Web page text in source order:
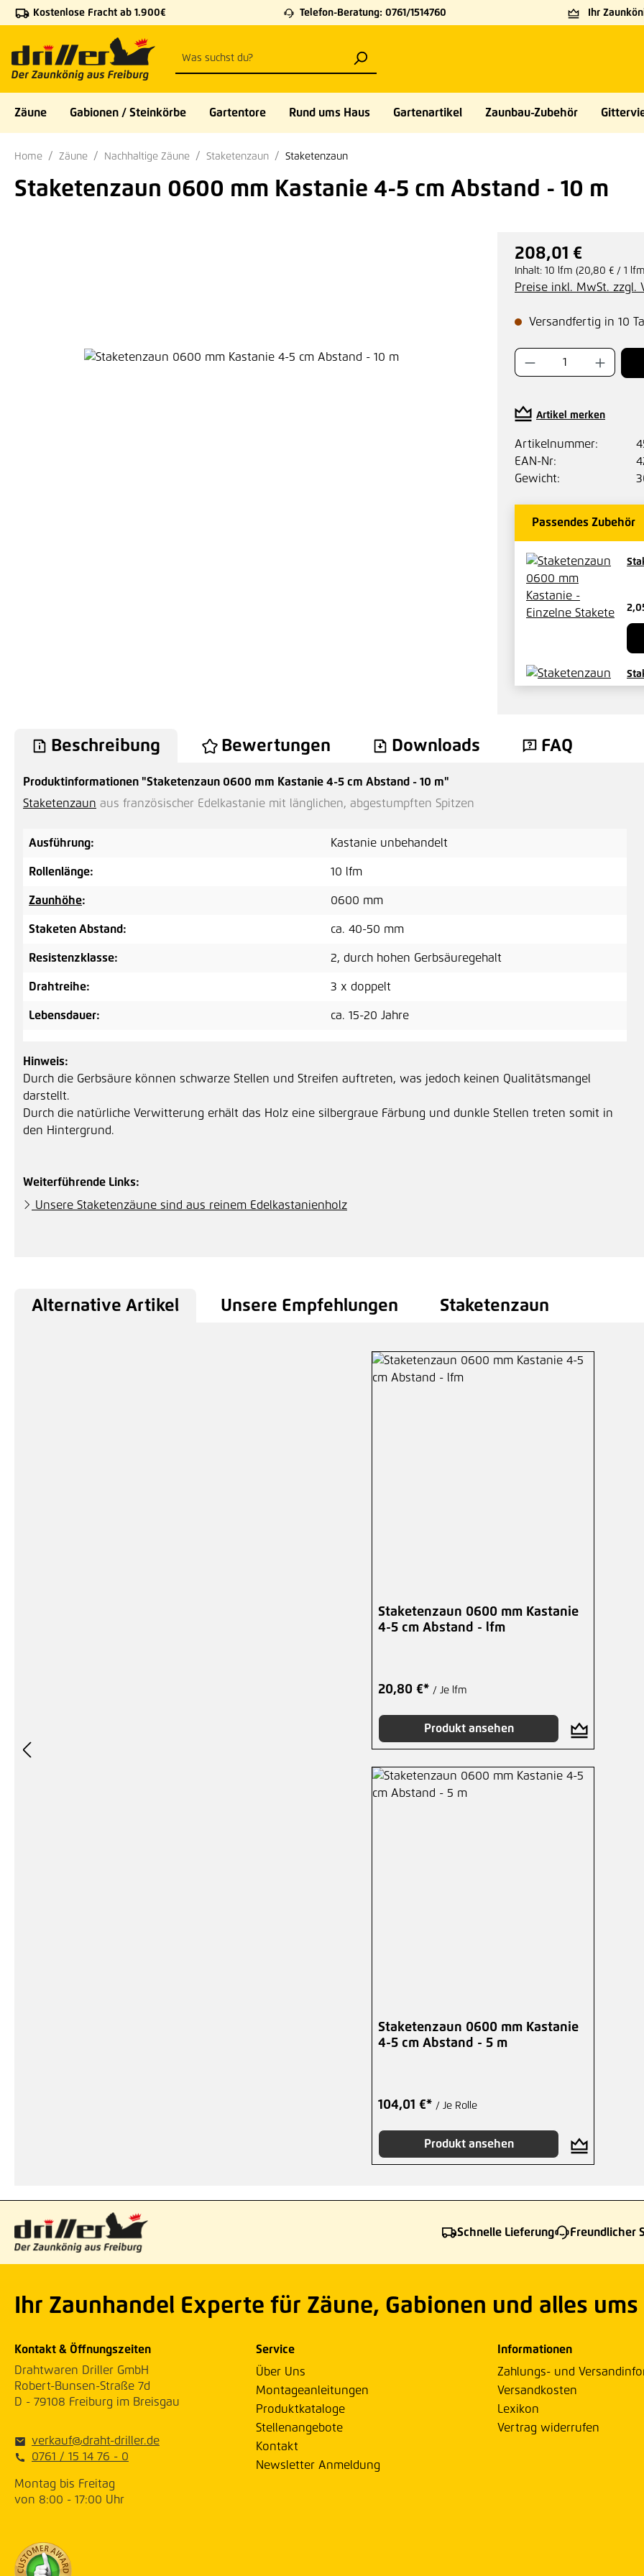
Hauptinhalt springen
Zur Suche springen
Zur Hauptnavigation springen
Kostenlose Fracht ab 1.900€ Telefon-Beratung: 0761/1514760 Ihr
Zäune Gabionen / Steinkörbe Gartentore Rund ums Haus Gartenartikel Zaunbau-Zubehör
Home Zäune Nachhaltige Zäune Staketenzaun Staketenzaun
Staketenzaun 0600 mm Kastanie 4-5 cm Abstand - 10 m
Bildergalerie überspringen
Regulärer Preis:
208,01 €
Inhalt: 10 lfm (20,80 € / 1
Preise inkl. MwSt. zzgl.
Versandfertig in 10
Produkt
Artikel merken
Artikelnummer:
EAN-Nr:
Gewicht:
Passendes Zubehör
Beschreibung Bewertungen Downloads FAQ
Produktinformationen "Staketenzaun 0600 mm Kastanie 4-5 cm Abstand - 10 m"
Staketenzaun aus französischer Edelkastanie mit länglichen, abgestumpften Spitzen
Ausführung: Kastanie unbehandelt
Rollenlänge: 10 lfm
Zaunhöhe: 0600 mm
Staketen Abstand: ca. 40-50 mm
Resistenzklasse: 2, durch hohen Gerbsäuregehalt
Drahtreihe: 3 x doppelt
Lebensdauer: ca. 15-20 Jahre
Hinweis:
Durch die Gerbsäure können schwarze Stellen und Streifen auftreten, was jedoch keinen Qualitätsmangel
darstellt.
Durch die natürliche Verwitterung erhält das Holz eine silbergraue Färbung und dunkle Stellen treten somit in
den Hintergrund.
Weiterführende Links:
Unsere Staketenzäune sind aus reinem Edelkastanienholz
Alternative Artikel Unsere Empfehlungen Staketenzaun
Staketenzaun 0600 mm Kastanie
4-5 cm Abstand - lfm
20,80 €* / Je lfm
Produkt ansehen
Staketenzaun 0600 mm Kastanie
4-5 cm Abstand - 5 m
104,01 €* / Je Rolle
Produkt ansehen
Schnelle Lieferung Freundlicher
Ihr Zaunhandel Experte für Zäune, Gabionen und alles ums
Kontakt & Öffnungszeiten
Drahtwaren Driller GmbH
Robert-Bunsen-Straße 7d
D - 79108 Freiburg im Breisgau
verkauf@draht-driller.de
0761 / 15 14 76 - 0
Montag bis Freitag
von 8:00 - 17:00 Uhr
Service
Über Uns
Montageanleitungen
Produktkataloge
Stellenangebote
Kontakt
Newsletter Anmeldung
Informationen
Zahlungs- und
Versandkosten
Lexikon
Vertrag widerrufen